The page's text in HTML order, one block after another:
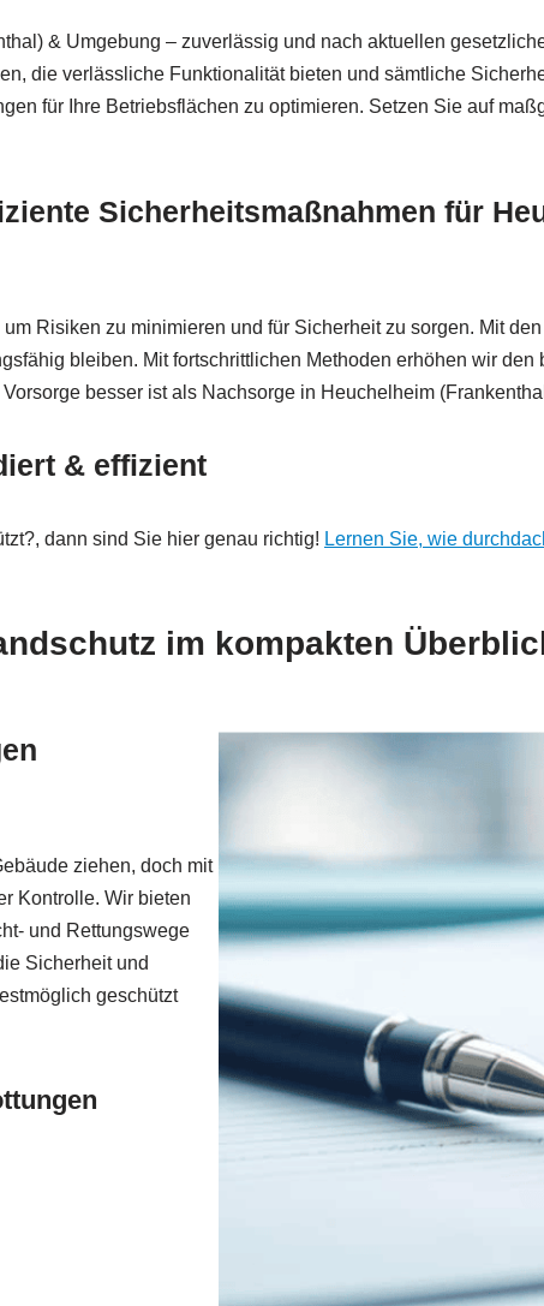
& Umgebung – zuverlässig und nach aktuellen
die verlässliche Funktionalität bieten und sämtliche
für Ihre Betriebsflächen zu optimieren. Setzen Sie auf
Sicherheitsmaßnahmen für
Risiken zu minimieren und für Sicherheit zu sorgen. Mit
bleiben. Mit fortschrittlichen Methoden erhöhen wir
besser ist als Nachsorge in Heuchelheim
& effizient
dann sind Sie hier genau richtig! Lernen Sie, wie
im kompakten
ziehen, doch mit
Kontrolle. Wir bieten
und Rettungswege
Sicherheit und
geschützt